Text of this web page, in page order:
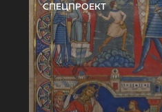
СПЕЦПРОЕКТ